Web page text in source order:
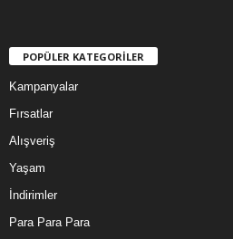
POPÜLER KATEGORİLER
Kampanyalar
Fırsatlar
Alışveriş
Yaşam
İndirimler
Para Para Para